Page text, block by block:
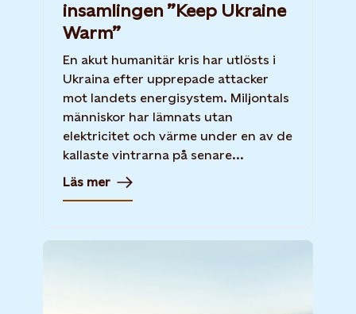
insamlingen ”Keep Ukraine
Warm”
En akut humanitär kris har utlösts i
Ukraina efter upprepade attacker
mot landets energisystem. Miljontals
människor har lämnats utan
elektricitet och värme under en av de
kallaste vintrarna på senare...
Läs mer